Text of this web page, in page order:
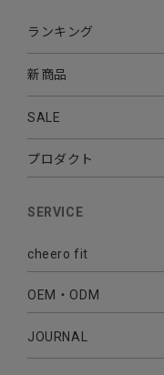
ランキング
新商品
SALE
プロダクト
AUDIO
CABLE CHARGER
Sleepion
MOBILE
SERVICE
cheero fit
- Sleepion3
- 軟骨伝導式集音器
OEM・ODM
- OEM・ODM 開発
JOURNAL